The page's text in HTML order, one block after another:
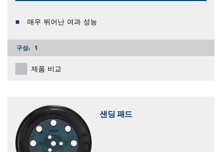
매우 뛰어난 여과 성능
구성: 1
제품 비교
샌딩 패드